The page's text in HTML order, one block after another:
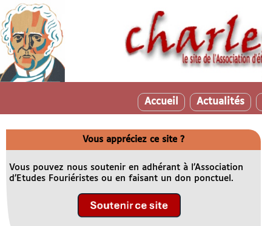
Accueil Actualités
Vous appréciez ce site ?
Vous pouvez nous soutenir en adhérant à l’Association
d’Etudes Fouriéristes ou en faisant un don ponctuel.